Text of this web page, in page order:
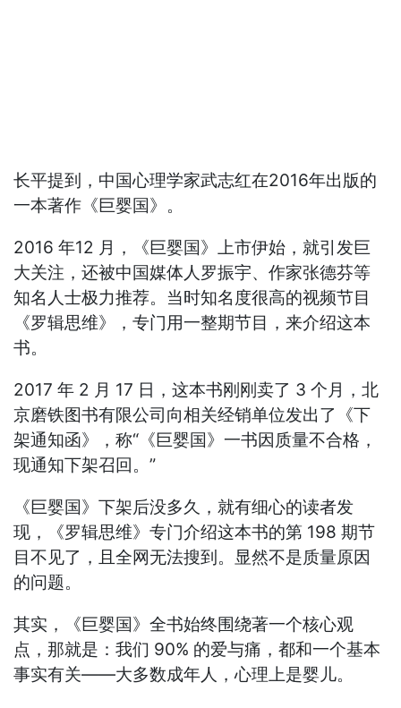
长平提到，中国心理学家武志红在2016年出版的
一本著作《巨婴国》。
2016 年12 月，《巨婴国》上市伊始，就引发巨
大关注，还被中国媒体人罗振宇、作家张德芬等
知名人士极力推荐。当时知名度很高的视频节目
《罗辑思维》，专门用一整期节目，来介绍这本
书。
2017 年 2 月 17 日，这本书刚刚卖了 3 个月，北
京磨铁图书有限公司向相关经销单位发出了《下
架通知函》，称“《巨婴国》一书因质量不合格，
现通知下架召回。”
《巨婴国》下架后没多久，就有细心的读者发
现，《罗辑思维》专门介绍这本书的第 198 期节
目不见了，且全网无法搜到。显然不是质量原因
的问题。
其实，《巨婴国》全书始终围绕著一个核心观
点，那就是：我们 90% 的爱与痛，都和一个基本
事实有关——大多数成年人，心理上是婴儿。